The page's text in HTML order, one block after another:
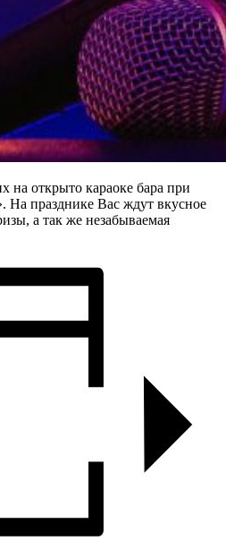
открыто караоке бара при
На празднике Вас ждут вкусное
а так же незабываемая